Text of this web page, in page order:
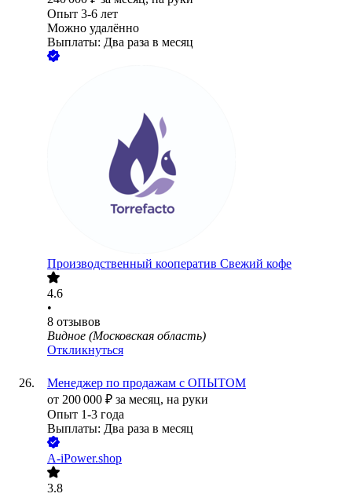
Опыт 3-6 лет
Можно удалённо
Выплаты: Два раза в месяц
Производственный кооператив Свежий кофе
4.6
•
8 отзывов
Видное (Московская область)
Откликнуться
Менеджер по продажам с ОПЫТОМ
от 200 000 ₽ за месяц, на руки
Опыт 1-3 года
Выплаты: Два раза в месяц
A-iPower.shop
3.8